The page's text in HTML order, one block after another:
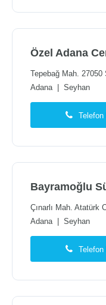
Tepebağ Mah. 27050
Adana| Seyhan
Bayramoğlu
Çınarlı Mah. Atatürk
Adana| Seyhan